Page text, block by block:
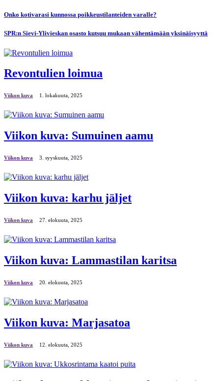
Onko kotivarasi kunnossa poikkeustilanteiden varalle?
SPR:n Sievi-Ylivieskan osasto kutsuu mukaan vähentämään yksinäisyyttä
Revontulien loimua
Viikon kuva 1. lokakuuta, 2025
Viikon kuva: Sumuinen aamu
Viikon kuva 3. syyskuuta, 2025
Viikon kuva: karhu jäljet
Viikon kuva 27. elokuuta, 2025
Viikon kuva: Lammastilan karitsa
Viikon kuva 20. elokuuta, 2025
Viikon kuva: Marjasatoa
Viikon kuva 12. elokuuta, 2025